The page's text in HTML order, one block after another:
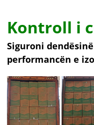
Kontroll i
Siguroni
performancën e